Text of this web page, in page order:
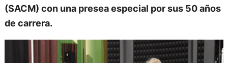
(SACM) con una presea especial por sus 50 años
de carrera.